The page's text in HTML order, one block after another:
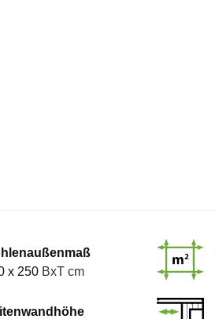
x 250 BxT cm